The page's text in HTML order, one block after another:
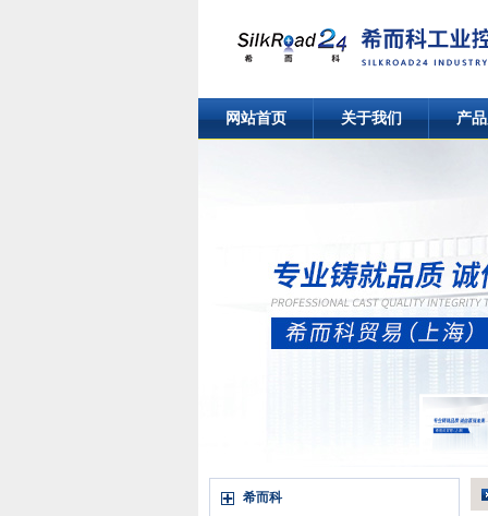
网站首页 关于我们 产
希而科